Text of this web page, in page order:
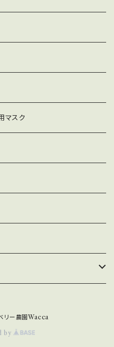
マスク
リー農園Wacca
by